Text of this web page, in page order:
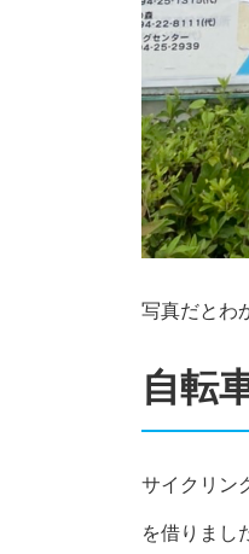
写真だとわ
自転
サイクリン
を借りまし